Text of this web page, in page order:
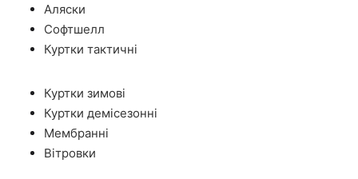
Аляски
Софтшелл
Куртки тактичні
Куртки зимові
Куртки демісезонні
Мембранні
Вітровки